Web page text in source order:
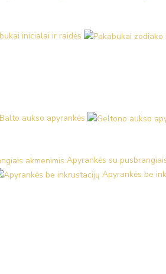
inicialai ir raidės
Balto aukso apyrankės
Apyrankės su
Apyrankės be